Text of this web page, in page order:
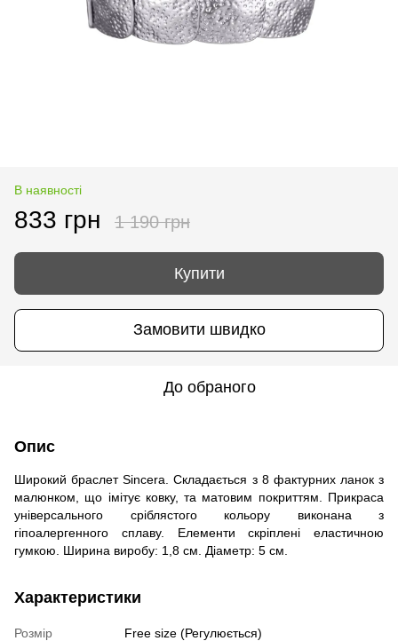
В наявності
833 грн 1 190 грн
Купити
Замовити швидко
До обраного
Опис
Широкий браслет Sincera. Складається з 8 фактурних ланок з
малюнком, що імітує ковку, та матовим покриттям. Прикраса
універсального сріблястого кольору виконана з
гіпоалергенного сплаву. Елементи скріплені еластичною
гумкою. Ширина виробу: 1,8 см. Діаметр: 5 см.
Характеристики
Розмір
Free size (Регулюється)